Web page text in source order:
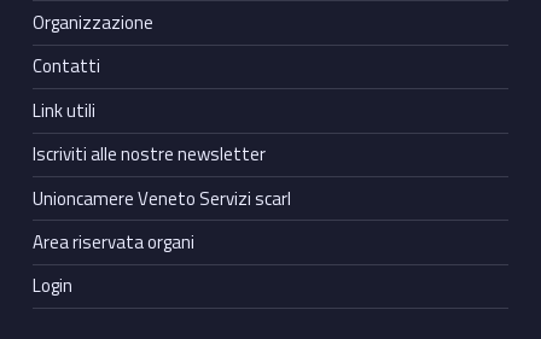
Organizzazione
Contatti
Link utili
Iscriviti alle nostre newsletter
Unioncamere Veneto Servizi scarl
Area riservata organi
Login